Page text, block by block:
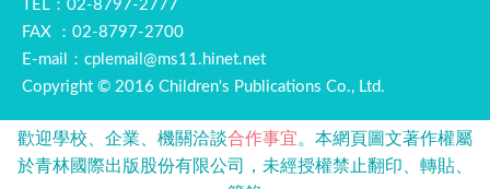
TEL：02-8797-2777
FAX ：02-8797-2700
E-mail： cplemail@ms11.hinet.net
Copyright © 2016 Children's Publications Co., Ltd.
歡迎學校、企業、機關洽談合作事宜。 本網頁圖文著作權屬
於青林國際出版股份有限公司，未經授權禁止翻印、轉貼、